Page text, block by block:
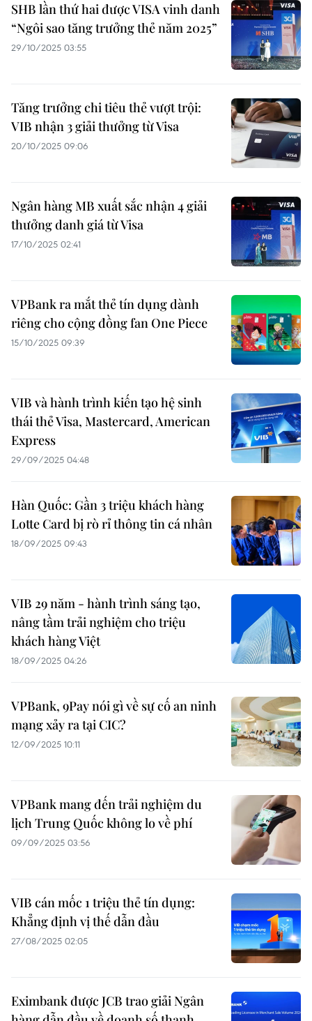
SHB lần thứ hai được VISA vinh danh
“Ngôi sao tăng trưởng thẻ năm 2025”
29/10/2025 03:55
Tăng trưởng chi tiêu thẻ vượt trội:
VIB nhận 3 giải thưởng từ Visa
20/10/2025 09:06
Ngân hàng MB xuất sắc nhận 4 giải
thưởng danh giá từ Visa
17/10/2025 02:41
VPBank ra mắt thẻ tín dụng dành
riêng cho cộng đồng fan One Piece
15/10/2025 09:39
VIB và hành trình kiến tạo hệ sinh
thái thẻ Visa, Mastercard, American
Express
29/09/2025 04:48
Hàn Quốc: Gần 3 triệu khách hàng
Lotte Card bị rò rỉ thông tin cá nhân
18/09/2025 09:43
VIB 29 năm - hành trình sáng tạo,
nâng tầm trải nghiệm cho triệu
khách hàng Việt
18/09/2025 04:26
VPBank, 9Pay nói gì về sự cố an ninh
mạng xảy ra tại CIC?
12/09/2025 10:11
VPBank mang đến trải nghiệm du
lịch Trung Quốc không lo về phí
09/09/2025 03:56
VIB cán mốc 1 triệu thẻ tín dụng:
Khẳng định vị thế dẫn đầu
27/08/2025 02:05
Eximbank được JCB trao giải Ngân